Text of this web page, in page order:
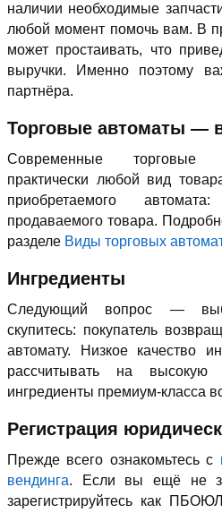
наличии необходимые
любой момент помочь вам. В
может простаивать, что
выручки. Именно поэтому
партнёра.
Торговые автоматы —
Современные торговые
практически любой вид
приобретаемого
продаваемого товара.
разделе Виды торговых
Ингредиенты
Следующий вопрос —
скупитесь: покупатель
автомату. Низкое качество
рассчитывать на высокую
ингредиенты премиум-класса
Регистрация
Прежде всего ознакомьтесь с
вендинга. Если вы ещё не
зарегистрируйтесь как